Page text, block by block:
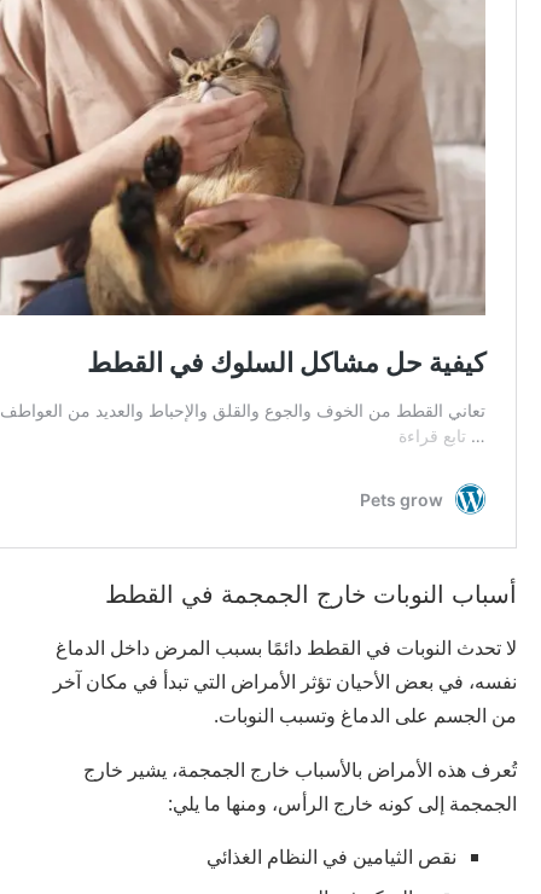
أسباب النوبات خارج الجمجمة في القطط
لا تحدث النوبات في القطط دائمًا بسبب المرض داخل الدماغ
نفسه، في بعض الأحيان تؤثر الأمراض التي تبدأ في مكان آخر
من الجسم على الدماغ وتسبب النوبات.
تُعرف هذه الأمراض بالأسباب خارج الجمجمة، يشير خارج
الجمجمة إلى كونه خارج الرأس، ومنها ما يلي:
نقص الثيامين في النظام الغذائي